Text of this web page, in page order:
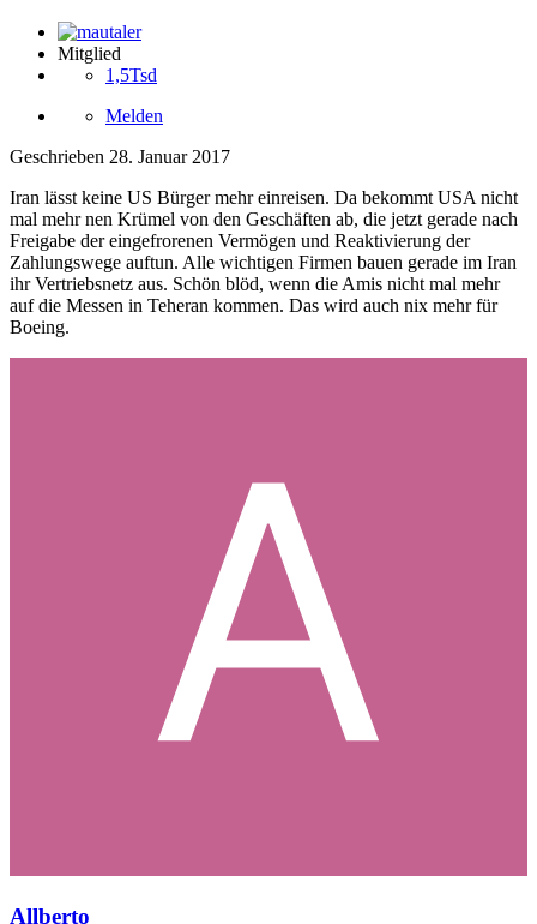
Mitglied
1,5Tsd
Melden
Geschrieben 28. Januar 2017
Iran lässt keine US Bürger mehr einreisen. Da bekommt USA nicht
mal mehr nen Krümel von den Geschäften ab, die jetzt gerade nach
Freigabe der eingefrorenen Vermögen und Reaktivierung der
Zahlungswege auftun. Alle wichtigen Firmen bauen gerade im Iran
ihr Vertriebsnetz aus. Schön blöd, wenn die Amis nicht mal mehr
auf die Messen in Teheran kommen. Das wird auch nix mehr für
Boeing.
Allberto